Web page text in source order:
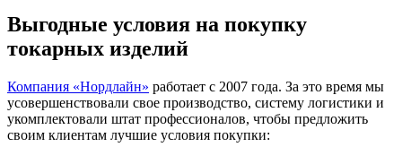
Выгодные условия на покупку
токарных изделий
Компания «Нордлайн» работает с 2007 года. За это время мы
усовершенствовали свое производство, систему логистики и
укомплектовали штат профессионалов, чтобы предложить
своим клиентам лучшие условия покупки: